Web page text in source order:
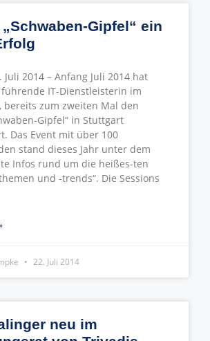
Gipfel“ ein
Juli 2014 – Anfang Juli 2014 hat
IT-Dienstleisterin im
bereits zum zweiten Mal den
Gipfel“ in Stuttgart
Das Event mit über 100
stand dieses Jahr unter dem
Infos rund um die heißes-ten
und -trends“. Die Sessions
22. Juli 2014
neu im